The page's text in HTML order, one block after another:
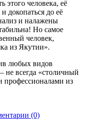
этого человека, её
докопаться до её
и налажены
Но самое
человек,
из Якутии».
любых видов
всегда «столичный
профессионалами из
(0)